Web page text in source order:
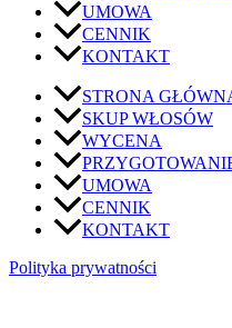
UMOWA
CENNIK
KONTAKT
STRONA
SKUP WŁOSÓW
WYCENA
UMOWA
CENNIK
KONTAKT
Polityka prywatności